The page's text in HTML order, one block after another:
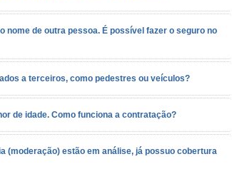
nome de outra pessoa. É possível fazer o seguro no
a terceiros, como pedestres ou veículos?
de idade. Como funciona a contratação?
(moderação) estão em análise, já possuo cobertura